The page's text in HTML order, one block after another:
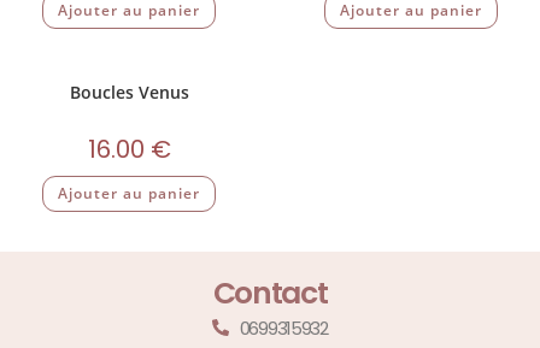
Ajouter au panier Ajouter au panier
Boucles Venus
16.00 €
Ajouter au panier
Contact
0699315932